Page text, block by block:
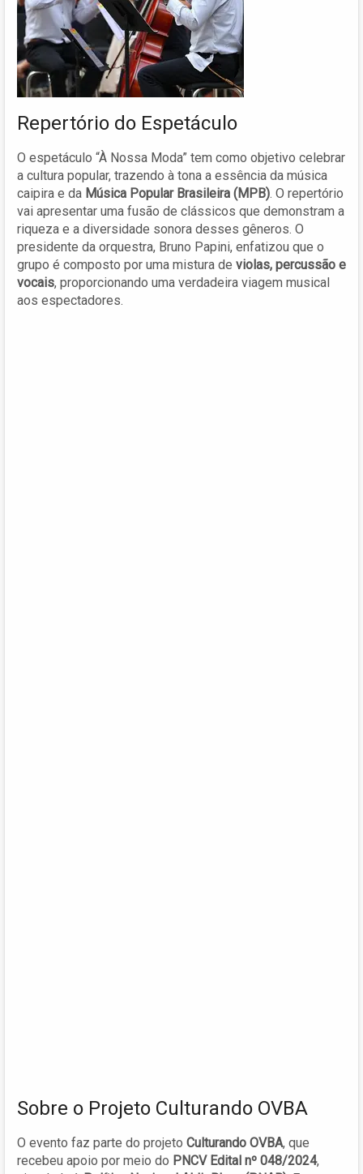
Repertório do Espetáculo
O espetáculo “À Nossa Moda” tem como objetivo celebrar
a cultura popular, trazendo à tona a essência da música
caipira e da Música Popular Brasileira (MPB). O repertório
vai apresentar uma fusão de clássicos que demonstram a
riqueza e a diversidade sonora desses gêneros. O
presidente da orquestra, Bruno Papini, enfatizou que o
grupo é composto por uma mistura de violas, percussão e
vocais, proporcionando uma verdadeira viagem musical
aos espectadores.
Sobre o Projeto Culturando OVBA
O evento faz parte do projeto Culturando OVBA, que
recebeu apoio por meio do PNCV Edital nº 048/2024,